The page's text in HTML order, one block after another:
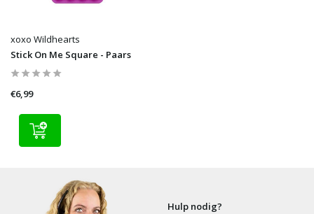
xoxo Wildhearts
Stick On Me Square - Paars
€6,99
Hulp nodig?